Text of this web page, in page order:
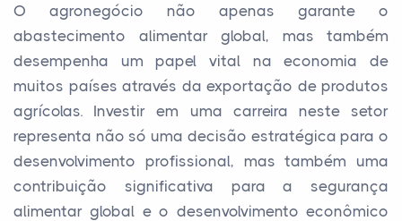
O agronegócio não apenas garante o
abastecimento alimentar global, mas também
desempenha um papel vital na economia de
muitos países através da exportação de produtos
agrícolas. Investir em uma carreira neste setor
representa não só uma decisão estratégica para o
desenvolvimento profissional, mas também uma
contribuição significativa para a segurança
alimentar global e o desenvolvimento econômico